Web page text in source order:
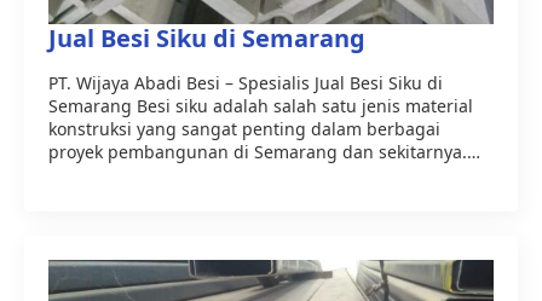
Jual Besi Siku di Semarang
PT. Wijaya Abadi Besi – Spesialis Jual Besi Siku di
Semarang Besi siku adalah salah satu jenis material
konstruksi yang sangat penting dalam berbagai
proyek pembangunan di Semarang dan sekitarnya.…